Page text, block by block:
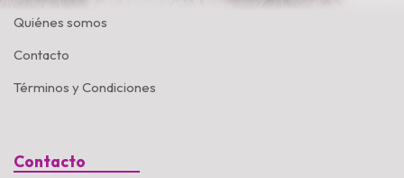
Quiénes somos
Contacto
Términos y Condiciones
Contacto